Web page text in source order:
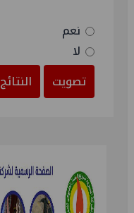
نعم
لا
تصويت
النتائج